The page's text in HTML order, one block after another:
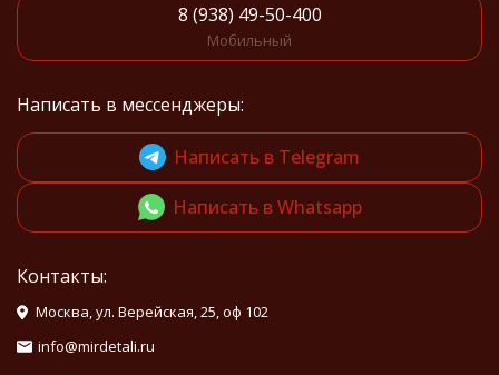
8 (938) 49-50-400
Мобильный
Написать в мессенджеры:
Написать в Telegram
Написать в Whatsapp
Контакты:
Москва, ул. Верейская, 25, оф 102
info@mirdetali.ru